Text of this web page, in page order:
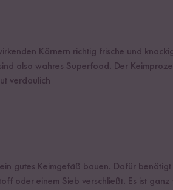
Körnern richtig frische und
also wahres Superfood. Der
verdaulich
gutes Keimgefäß bauen. Dafür
oder einem Sieb verschließt. Es ist